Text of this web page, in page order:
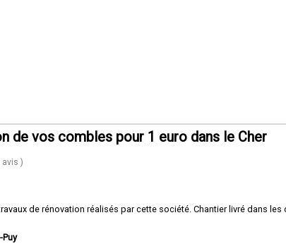
de vos combles pour 1 euro dans le Cher
avis )
de rénovation réalisés par cette société. Chantier livré dans
Puy